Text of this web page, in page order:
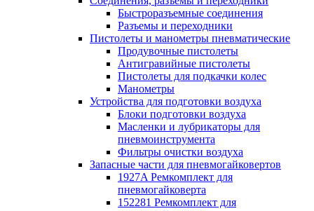
Быстроразъемные соединения
Разъемы и переходники
Пистолеты и манометры пневматические
Продувочные пистолеты
Антигравийные пистолеты
Пистолеты для подкачки колес
Манометры
Устройства для подготовки воздуха
Блоки подготовки воздуха
Масленки и лубрикаторы для
пневмоинструмента
Фильтры очистки воздуха
Запасные части для пневмогайковертов
1927A Ремкомплект для
пневмогайковерта
152281 Ремкомплект для